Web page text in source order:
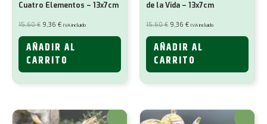
Cuatro Elementos – 13x7cm
15,60€ El
precio
original
era:
15,60 €.
9,36 €El
actual
es:
9,36 €.
IVA incluido
AÑADIR AL
CARRITO
de la Vida – 13x7cm
15,60€ El
precio
original
era:
15,60 €.
9,36 €El
actual
es:
9,36 €.
IVA incluido
AÑADIR AL
CARRITO
¡Oferta! ¡Oferta!